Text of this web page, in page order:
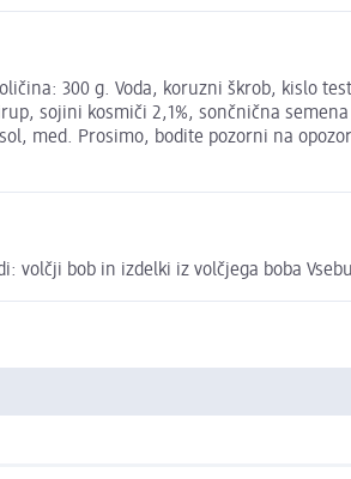
300 g. Voda, koruzni škrob, kislo
sojini kosmiči 2,1%, sončnična
med. Prosimo, bodite pozorni na
volčji bob in izdelki iz volčjega boba